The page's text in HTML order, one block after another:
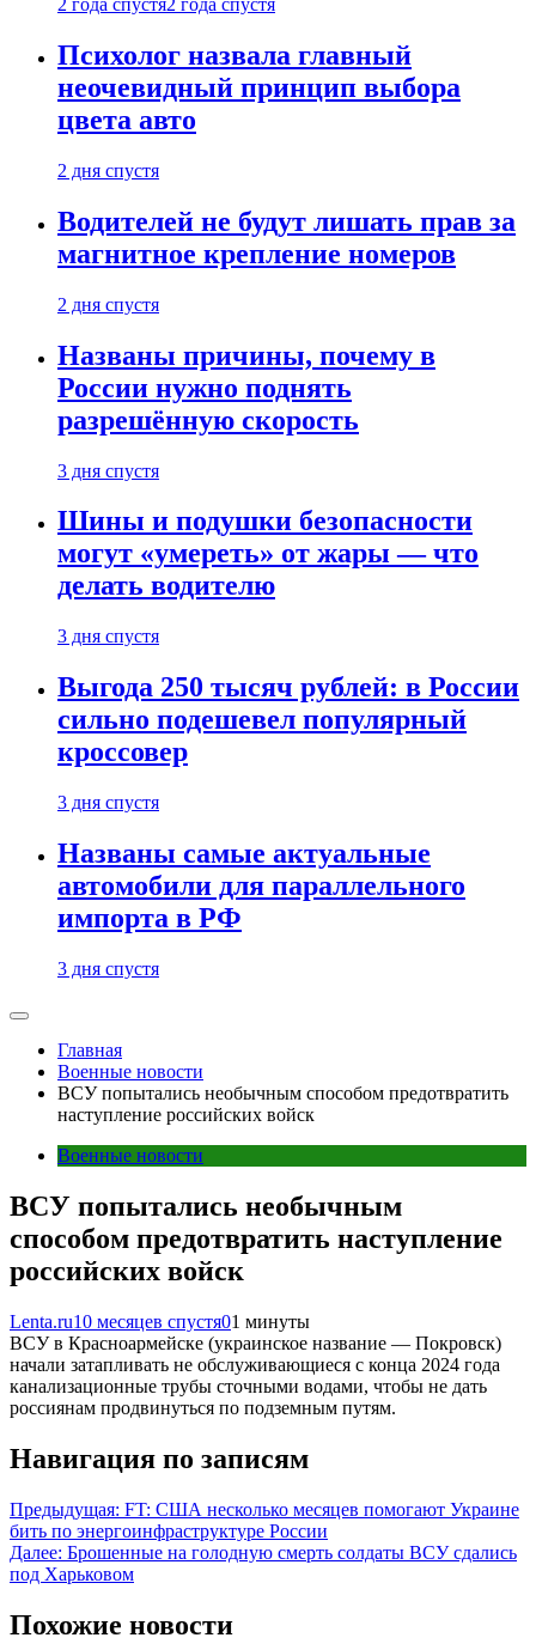
2 года спустя2 года спустя
Психолог назвала главный
неочевидный принцип выбора
цвета авто
2 дня спустя
Водителей не будут лишать прав за
магнитное крепление номеров
2 дня спустя
Названы причины, почему в
России нужно поднять
разрешённую скорость
3 дня спустя
Шины и подушки безопасности
могут «умереть» от жары — что
делать водителю
3 дня спустя
Выгода 250 тысяч рублей: в России
сильно подешевел популярный
кроссовер
3 дня спустя
Названы самые актуальные
автомобили для параллельного
импорта в РФ
3 дня спустя
Главная
Военные новости
ВСУ попытались необычным способом предотвратить
наступление российских войск
Военные новости
ВСУ попытались необычным
способом предотвратить наступление
российских войск
Lenta.ru10 месяцев спустя01 минуты
ВСУ в Красноармейске (украинское название — Покровск)
начали затапливать не обслуживающиеся с конца 2024 года
канализационные трубы сточными водами, чтобы не дать
россиянам продвинуться по подземным путям.
Навигация по записям
Предыдущая: FT: США несколько месяцев помогают Украине
бить по энергоинфраструктуре России
Далее: Брошенные на голодную смерть солдаты ВСУ сдались
под Харьковом
Похожие новости